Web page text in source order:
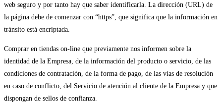
web seguro y por tanto hay que saber identificarla. La dirección (URL) de
la página debe de comenzar con “https”, que significa que la información en
tránsito está encriptada.
Comprar en tiendas on-line que previamente nos informen sobre la
identidad de la Empresa, de la información del producto o servicio, de las
condiciones de contratación, de la forma de pago, de las vías de resolución
en caso de conflicto, del Servicio de atención al cliente de la Empresa y que
dispongan de sellos de confianza.